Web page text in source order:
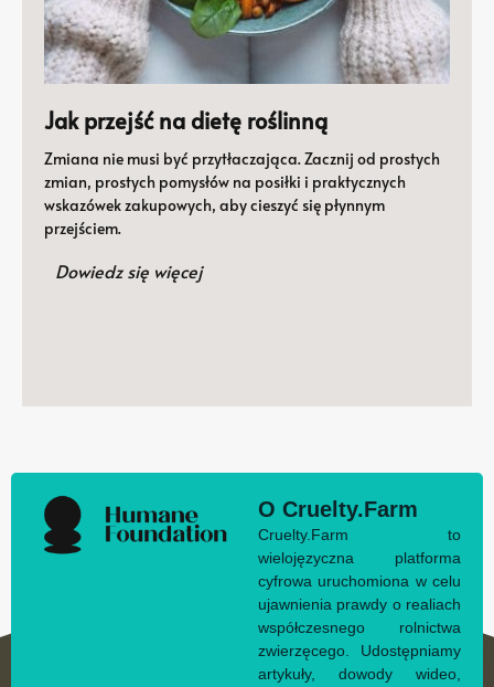
Jak przejść na dietę roślinną
Zmiana nie musi być przytłaczająca. Zacznij od prostych
zmian, prostych pomysłów na posiłki i praktycznych
wskazówek zakupowych, aby cieszyć się płynnym
przejściem.
Dowiedz się więcej
O Cruelty.Farm
Cruelty.Farm to
wielojęzyczna platforma
cyfrowa uruchomiona w celu
ujawnienia prawdy o realiach
współczesnego rolnictwa
zwierzęcego. Udostępniamy
artykuły, dowody wideo,